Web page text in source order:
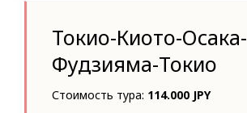
Токио-Киото-Осака-
Фудзияма-Токио
Стоимость тура: 114.000 JPY